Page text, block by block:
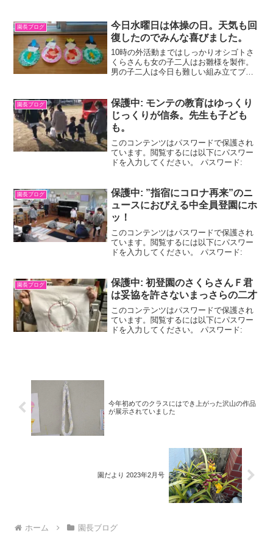
園長ブログ
今日水曜日は体操の日。天気も回
復したのでみんな喜びました。
10時の外活動まではしっかりオシゴトさ
くらさんも女の子二人はお雛様を製作。
男の子二人は今日も難しい組み立てブロ
ではいかないのに、飽きずに毎日のよう
にチャレンジするところ...
園長ブログ
保護中: モンテの教育はゆっくり
じっくりが信条。先生も子ども
も。
このコンテンツはパスワードで保護され
ています。閲覧するには以下にパスワー
ドを入力してください。 パスワード:
園長ブログ
保護中: ”指宿にコロナ再来”のニ
ュースにおびえる中全員登園にホ
ッ！
このコンテンツはパスワードで保護され
ています。閲覧するには以下にパスワー
ドを入力してください。 パスワード:
園長ブログ
保護中: 初登園のさくらさんＦ君
は妥協を許さないまっさらの二才
このコンテンツはパスワードで保護され
ています。閲覧するには以下にパスワー
ドを入力してください。 パスワード:
今年初めてのクラスにはでき上がった沢山の作品
が展示されていました
園だより 2023年2月号
ホーム 園長ブログ